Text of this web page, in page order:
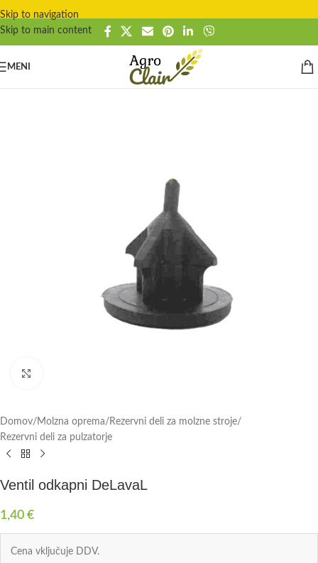
Skip to navigation
Skip to main content
MENI
Domov/ Molzna oprema/ Rezervni deli za molzne stroje/
Rezervni deli za pulzatorje
Ventil odkapni DeLavaL
1,40 €
Cena vključuje DDV.